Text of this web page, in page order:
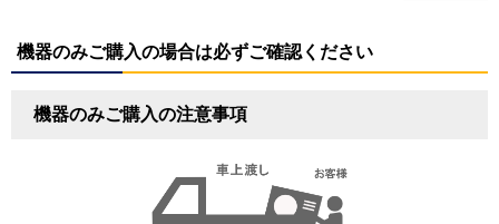
機器のみご購入の場合は必ずご確認ください
機器のみご購入の注意事項